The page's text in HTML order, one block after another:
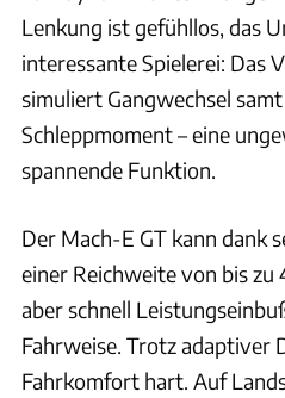
Lenkung ist gefühllos, das
interessante Spielerei: Das
simuliert Gangwechsel
Schleppmoment – eine
spannende Funktion.
Der Mach-E GT kann dank
einer Reichweite von bis zu
aber schnell
Fahrweise. Trotz adaptiver
Fahrkomfort hart. Auf